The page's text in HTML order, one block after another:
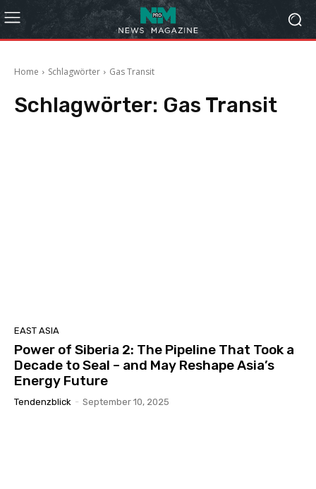
Home Schlagwörter Gas Transit
Schlagwörter: Gas Transit
EAST ASIA
Power of Siberia 2: The Pipeline That Took a
Decade to Seal – and May Reshape Asia’s
Energy Future
Tendenzblick - September 10, 2025